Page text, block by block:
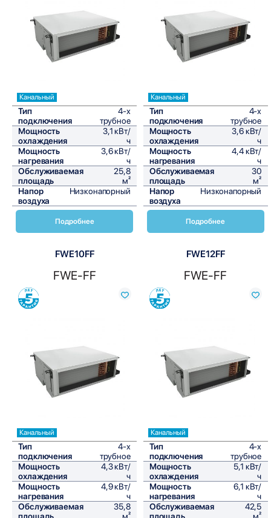
Сравнить
Канальный
Тип
подключения
4-х
трубное
Мощность
охлаждения
3,1 кВт/
ч
Мощность
нагревания
3,6 кВт/
ч
Обслуживаемая
площадь
25,8
м²
Напор
воздуха
Низконапорный
Подробнее
Сравнить
Канальный
Тип
подключения
4-х
трубное
Мощность
охлаждения
3,6 кВт/
ч
Мощность
нагревания
4,4 кВт/
ч
Обслуживаемая
площадь
30
м²
Напор
воздуха
Низконапорный
Подробнее
FWE10FF
FWE-FF
Сравнить
Канальный
Тип
подключения
4-х
трубное
Мощность
охлаждения
4,3 кВт/
ч
Мощность
нагревания
4,9 кВт/
ч
Обслуживаемая
35,8
FWE12FF
FWE-FF
Сравнить
Канальный
Тип
подключения
4-х
трубное
Мощность
охлаждения
5,1 кВт/
ч
Мощность
нагревания
6,1 кВт/
ч
Обслуживаемая
42,5